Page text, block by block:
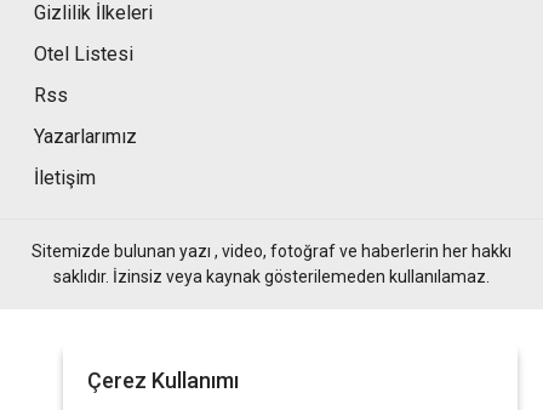
Gizlilik İlkeleri
Otel Listesi
Rss
Yazarlarımız
İletişim
Sitemizde bulunan yazı , video, fotoğraf ve haberlerin her hakkı
saklıdır. İzinsiz veya kaynak gösterilemeden kullanılamaz.
Çerez Kullanımı